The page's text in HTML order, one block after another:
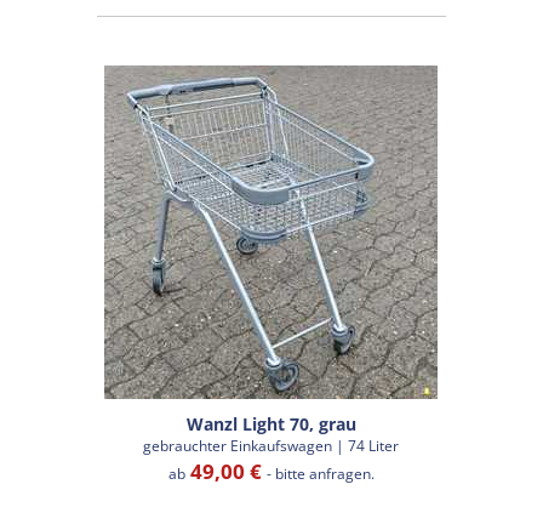
Wanzl Light 70, grau
gebrauchter Einkaufswagen | 74 Liter
ab49,00 € - bitte anfragen.